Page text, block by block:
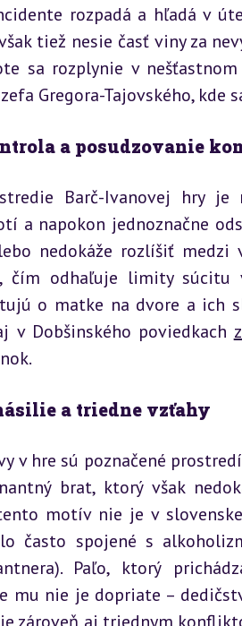
rozpadá a hľadá v
tiež nesie časť viny za
sa rozplynie v
Gregora-Tajovského,
a posudzovanie
Barč-Ivanovej hry
a napokon jednoznačne
nedokáže rozlíšiť
čím odhaľuje limity
o matke na dvore a ich
v Dobšinského poviedkach
a triedne vzťahy
v hre sú poznačené
brat, ktorý však
motív nie je v
často spojené s
Paľo, ktorý
mu nie je dopriate –